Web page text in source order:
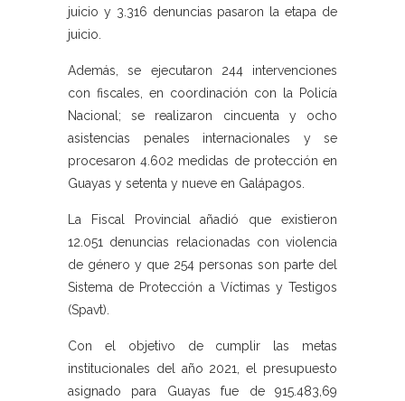
juicio y 3.316 denuncias pasaron la etapa de
juicio.
Además, se ejecutaron 244 intervenciones
con fiscales, en coordinación con la Policía
Nacional; se realizaron cincuenta y ocho
asistencias penales internacionales y se
procesaron 4.602 medidas de protección en
Guayas y setenta y nueve en Galápagos.
La Fiscal Provincial añadió que existieron
12.051 denuncias relacionadas con violencia
de género y que 254 personas son parte del
Sistema de Protección a Víctimas y Testigos
(Spavt).
Con el objetivo de cumplir las metas
institucionales del año 2021, el presupuesto
asignado para Guayas fue de 915.483,69